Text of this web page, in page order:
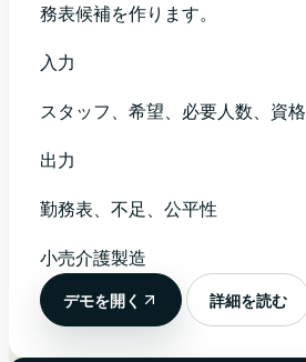
務表候補を作ります。
入力
スタッフ、希望、必要人数、資格
出力
勤務表、不足、公平性
小売介護製造
デモを開く 詳細を読む